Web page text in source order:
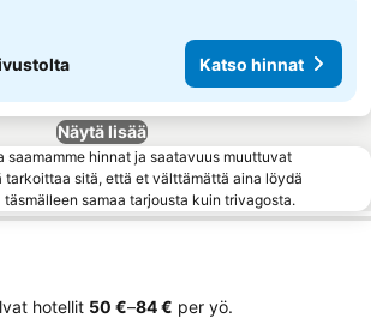
Katso hinnat
Näytä lisää
saamamme hinnat ja saatavuus muuttuvat
tarkoittaa sitä, että et välttämättä aina löydä
samaa tarjousta kuin trivagosta.
hotellit ‎50 €–‎84 € per yö.